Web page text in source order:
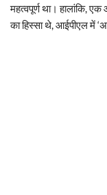
महत्वपूर्ण था। हालांकि, एक
का हिस्सा थे, आईपीएल में